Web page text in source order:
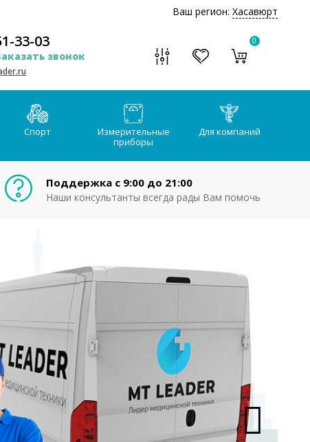
Ваш регион: Хасавюрт
33-03
звонок
0
Спорт
Измерительные
приборы
Для компаний
Поддержка с 9:00 до 21:00
Наши консультанты всегда рады Вам помочь